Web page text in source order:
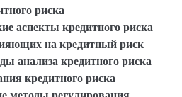
риска
аспекты кредитного риска
на кредитный риск
анализа кредитного риска
кредитного риска